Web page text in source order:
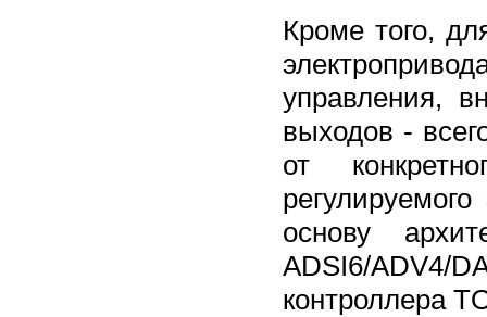
Кроме того,
управления,
выходов -
от
основу
АDSI6/ADV4/
контроллера